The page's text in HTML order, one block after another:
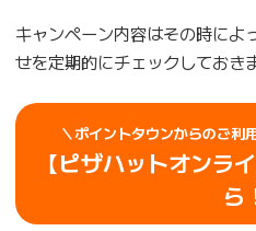
キャンペーン内容はその時によ
せを定期的にチェックしておき
＼ポイントタウンからのご利
【ピザハットオンラ
ら